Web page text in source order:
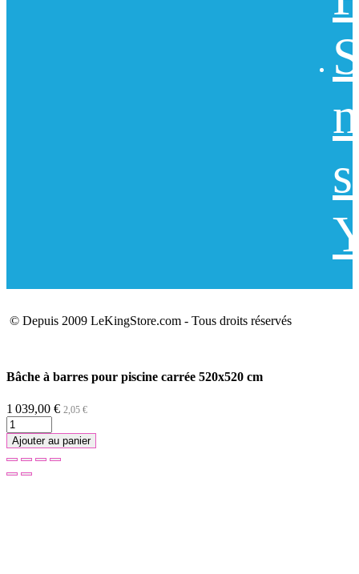
© Depuis 2009 LeKingStore.com - Tous droits réservés
Bâche à barres pour piscine carrée 520x520 cm
1 039,00 € 2,05 €
Ajouter au panier